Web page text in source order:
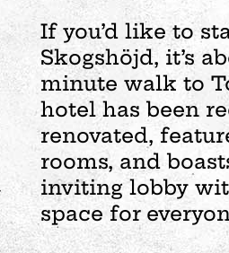
If you’d like to
Skogshöjd, it’s
minute walk to
hotel has been
renovated,
rooms, and
inviting lobby
space for